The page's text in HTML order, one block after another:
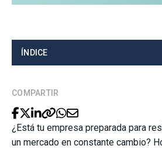
ÍNDICE
COMPARTIR
¿Está tu empresa preparada para
un mercado en constante cambio?